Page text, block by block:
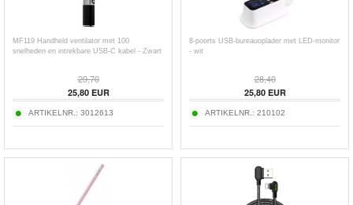
MF119 Handheld ventilator met 100
snelheden en intrekbare USB-C kabel - Zwart
29,70
25,80EUR
ARTIKELNR.: 3012613
8-poorts USB-bureauoplader met LED-monitor
- wit
28,40
25,80EUR
ARTIKELNR.: 210102